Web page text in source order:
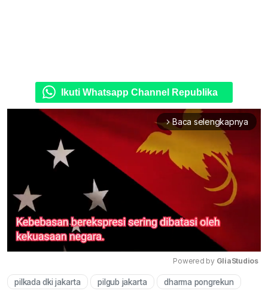
Ikuti Whatsapp Channel Republika
arrow_forward_ios Baca selengkapnya
Mute
Powered by GliaStudios
pilkada dki jakarta pilgub jakarta dharma pongrekun